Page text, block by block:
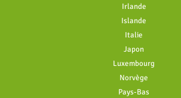
Irlande
Islande
Italie
Japon
Luxembourg
Norvège
Pays-Bas